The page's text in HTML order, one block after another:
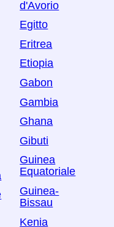
d'Avorio
Egitto
Eritrea
Etiopia
Gabon
Gambia
Ghana
Gibuti
Guinea
Equatoriale
Guinea-
Bissau
Kenia